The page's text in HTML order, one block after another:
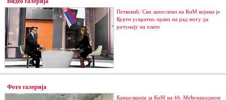
Петковић: Сви запослени на КиМ којима је
Курти ускратио право на рад могу да
рачунају на плате
Фото галерија
Канцеларија за КиМ на 46. Међународном